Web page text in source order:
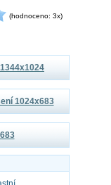
(hodnoceno: 3x)
1024x683